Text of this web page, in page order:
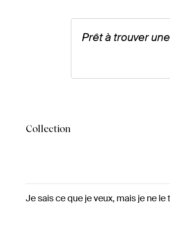
Prêt à trouver
Collection
Je sais ce que je veux, mais je ne